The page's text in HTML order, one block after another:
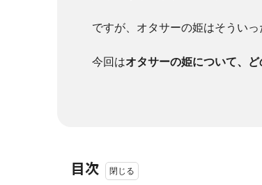
ですが、オタサーの姫はそうい
今回はオタサーの姫について、
目次